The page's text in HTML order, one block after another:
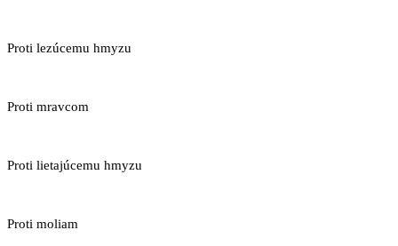
Proti lezúcemu hmyzu
Proti mravcom
Proti lietajúcemu hmyzu
Proti moliam